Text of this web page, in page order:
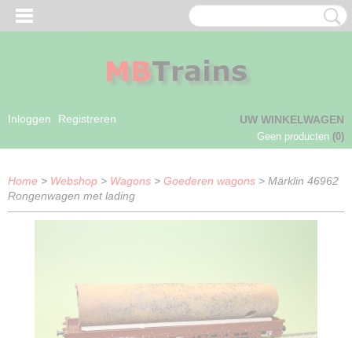
Inloggen Registreren UW WINKELWAGEN
Geen producten (0)
Home > Webshop > Wagons > Goederen wagons > Märklin 46962
Rongenwagen met lading